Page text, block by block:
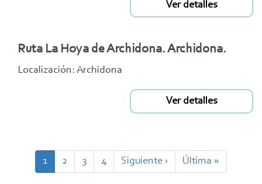
Ver detalles
Ruta La Hoya de Archidona. Archidona.
Localización: Archidona
Ver detalles
Paginación
Página
actual
1 Page
2 Page
3 Page
4
Siguiente
página
Siguiente ›
Última
página
Última »